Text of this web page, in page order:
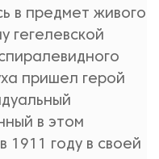
в предмет живого
гегелевской
пришел герой
в этом
1911 году в своей